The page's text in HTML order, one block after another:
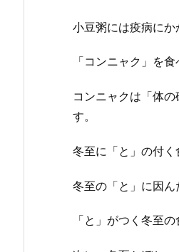
小豆粥には疫病にか
「コンニャク」を
コンニャクは「体
す。
冬至に「と」の付く
冬至の「と」に因ん
「と」がつく冬至